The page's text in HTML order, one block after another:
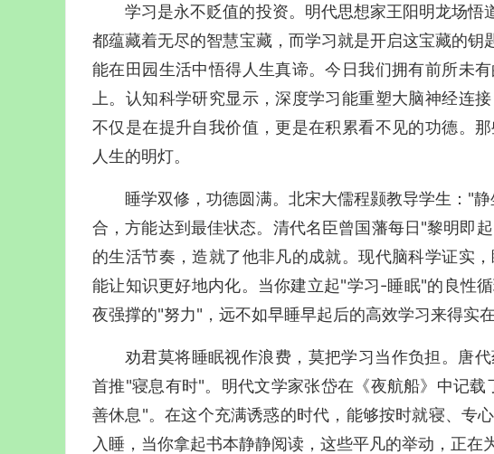
学习是永不贬值的投资。明代思想家王阳明龙场
都蕴藏着无尽的智慧宝藏，而学习就是开启这宝藏的
能在田园生活中悟得人生真谛。今日我们拥有前所未
上。认知科学研究显示，深度学习能重塑大脑神经连
不仅是在提升自我价值，更是在积累看不见的功德。
人生的明灯。
睡学双修，功德圆满。北宋大儒程颢教导学生："
合，方能达到最佳状态。清代名臣曾国藩每日"黎明即
的生活节奏，造就了他非凡的成就。现代脑科学证实
能让知识更好地内化。当你建立起"学习-睡眠"的良性
夜强撑的"努力"，远不如早睡早起后的高效学习来得实在
劝君莫将睡眠视作浪费，莫把学习当作负担。唐
首推"寝息有时"。明代文学家张岱在《夜航船》中记
善休息"。在这个充满诱惑的时代，能够按时就寝、专
入睡，当你拿起书本静静阅读，这些平凡的举动，正在